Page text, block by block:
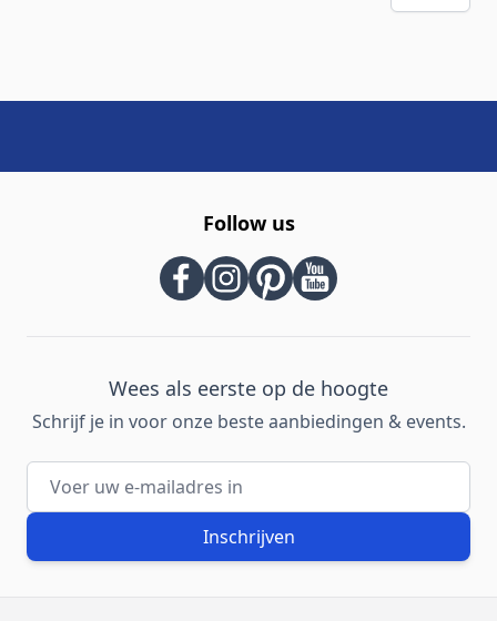
Follow us
Wees als eerste op de hoogte
Schrijf je in voor onze beste aanbiedingen & events.
E-mailadres
Inschrijven